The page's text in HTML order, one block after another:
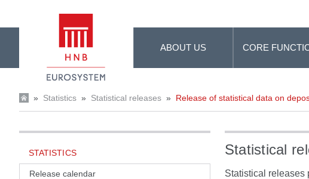
ABOUT US CORE
» Statistics » Statistical releases » Release of statistical data on
STATISTICS
Release calendar
Statistical
Statistical releases